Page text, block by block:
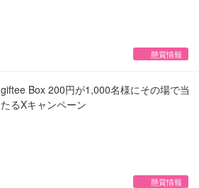
懸賞情報
giftee Box 200円が1,000名様にその場で当
たるXキャンペーン
懸賞情報